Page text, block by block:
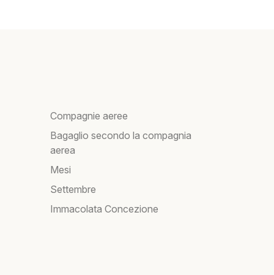
Compagnie aeree
Bagaglio secondo la compagnia
aerea
Mesi
Settembre
Immacolata Concezione